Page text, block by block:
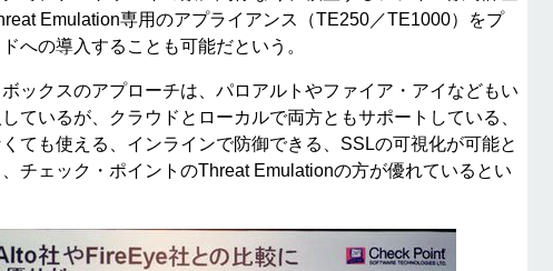
Emulation専用のアプライアンス（TE250／TE1000）をプ
への導入することも可能だという。
ックスのアプローチは、パロアルトやファイア・アイなどもい
ているが、クラウドとローカルで両方ともサポートしている、
ても使える、インラインで防御できる、SSLの可視化が可能と
チェック・ポイントのThreat Emulationの方が優れているとい